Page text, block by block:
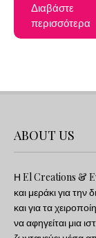
Διαβάστε
περισσότερα
ABOUT US
Η El Creations &
και μεράκι για
και για τα
να αφηγείται μια